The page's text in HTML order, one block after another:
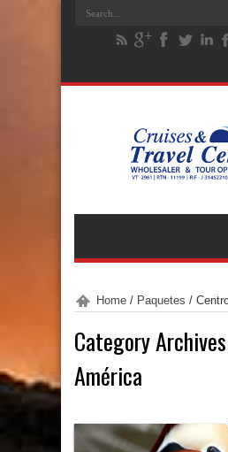
Home / Paquetes /
Category
América